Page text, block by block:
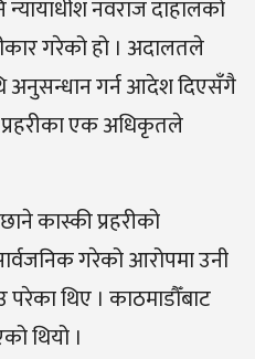
नवराज दाहालको
गरेको हो । अदालतले
अनुसन्धान गर्न आदेश दिएसँगै
एक अधिकृतले
कास्की प्रहरीको
गरेको आरोपमा उनी
थिए । काठमाडौँबाट
थियो ।